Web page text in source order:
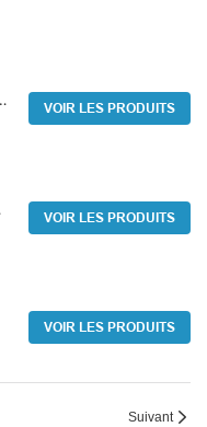
VOIR LES PRODUITS
VOIR LES PRODUITS
VOIR LES PRODUITS
Suivant